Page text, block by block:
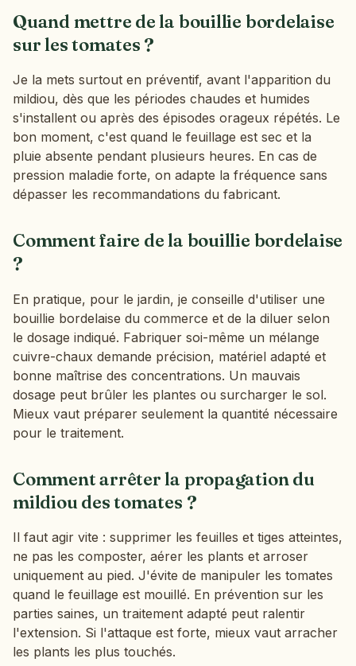
Quand mettre de la bouillie bordelaise
sur les tomates ?
Je la mets surtout en préventif, avant l'apparition du
mildiou, dès que les périodes chaudes et humides
s'installent ou après des épisodes orageux répétés. Le
bon moment, c'est quand le feuillage est sec et la
pluie absente pendant plusieurs heures. En cas de
pression maladie forte, on adapte la fréquence sans
dépasser les recommandations du fabricant.
Comment faire de la bouillie bordelaise
?
En pratique, pour le jardin, je conseille d'utiliser une
bouillie bordelaise du commerce et de la diluer selon
le dosage indiqué. Fabriquer soi-même un mélange
cuivre-chaux demande précision, matériel adapté et
bonne maîtrise des concentrations. Un mauvais
dosage peut brûler les plantes ou surcharger le sol.
Mieux vaut préparer seulement la quantité nécessaire
pour le traitement.
Comment arrêter la propagation du
mildiou des tomates ?
Il faut agir vite : supprimer les feuilles et tiges atteintes,
ne pas les composter, aérer les plants et arroser
uniquement au pied. J'évite de manipuler les tomates
quand le feuillage est mouillé. En prévention sur les
parties saines, un traitement adapté peut ralentir
l'extension. Si l'attaque est forte, mieux vaut arracher
les plants les plus touchés.